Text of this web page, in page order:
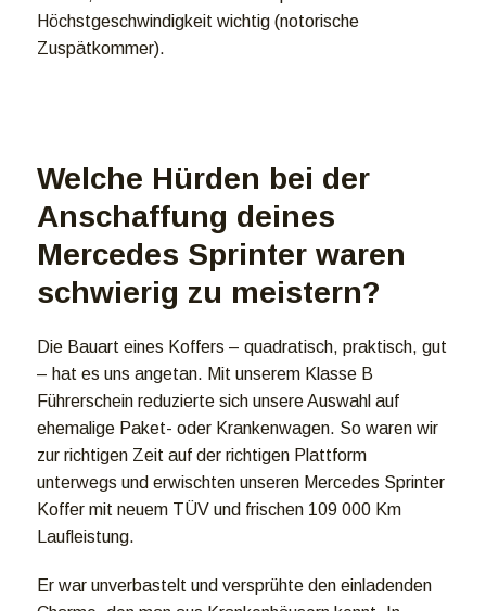
Höchstgeschwindigkeit wichtig (notorische
Zuspätkommer).
Welche Hürden bei der
Anschaffung deines
Mercedes Sprinter waren
schwierig zu meistern?
Die Bauart eines Koffers – quadratisch, praktisch, gut
– hat es uns angetan. Mit unserem Klasse B
Führerschein reduzierte sich unsere Auswahl auf
ehemalige Paket- oder Krankenwagen. So waren wir
zur richtigen Zeit auf der richtigen Plattform
unterwegs und erwischten unseren Mercedes Sprinter
Koffer mit neuem TÜV und frischen 109 000 Km
Laufleistung.
Er war unverbastelt und versprühte den einladenden